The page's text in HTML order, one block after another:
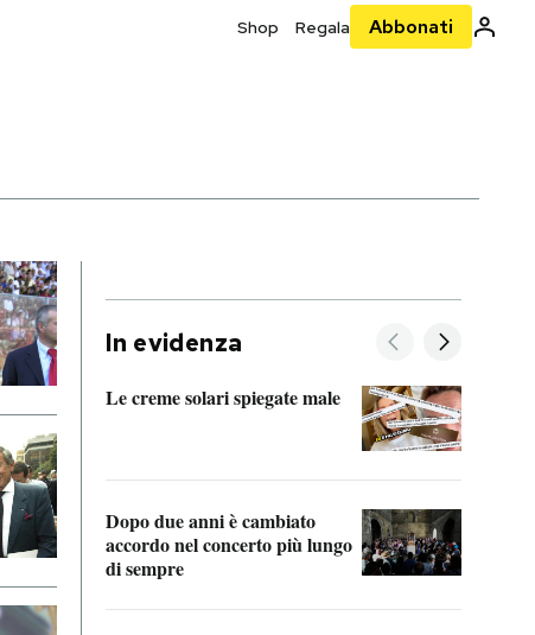
Shop Regala Abbonati
In evidenza
Le creme solari spiegate male
Dopo due anni è cambiato
accordo nel concerto più lungo
di sempre